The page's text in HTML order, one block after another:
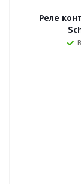
Реле